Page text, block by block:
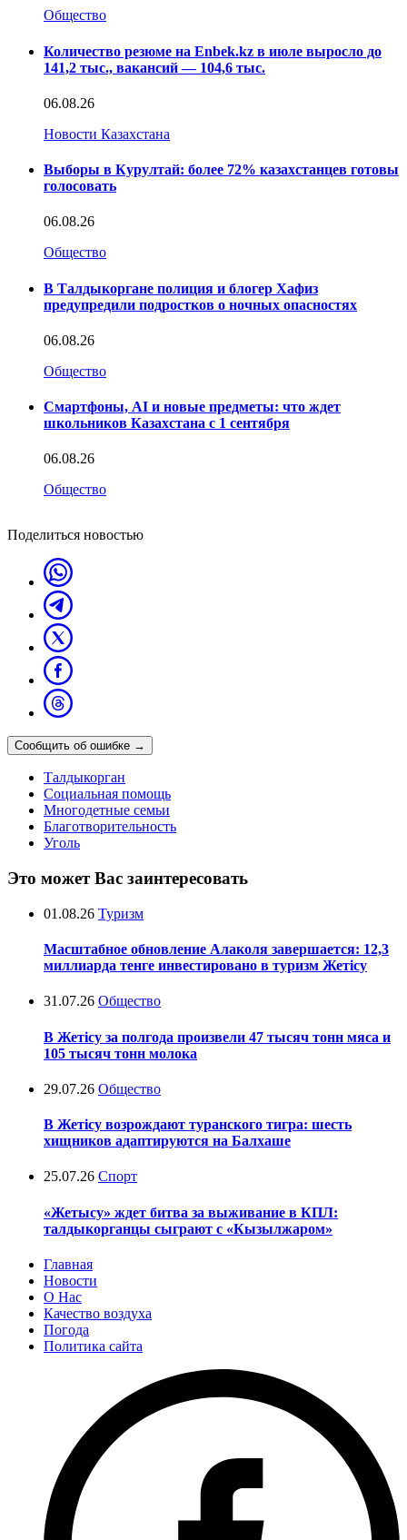
Общество
Количество резюме на Enbek.kz в июле выросло до
141,2 тыс., вакансий — 104,6 тыс.
06.08.26
Новости Казахстана
Выборы в Курултай: более 72% казахстанцев готовы
голосовать
06.08.26
Общество
В Талдыкоргане полиция и блогер Хафиз
предупредили подростков о ночных опасностях
06.08.26
Общество
Смартфоны, AI и новые предметы: что ждет
школьников Казахстана с 1 сентября
06.08.26
Общество
Поделиться новостью
Сообщить об ошибке →
Талдыкорган
Социальная помощь
Многодетные семьи
Благотворительность
Уголь
Это может Вас заинтересовать
01.08.26 Туризм
Масштабное обновление Алаколя завершается: 12,3
миллиарда тенге инвестировано в туризм Жетісу
31.07.26 Общество
В Жетісу за полгода произвели 47 тысяч тонн мяса и
105 тысяч тонн молока
29.07.26 Общество
В Жетісу возрождают туранского тигра: шесть
хищников адаптируются на Балхаше
25.07.26 Спорт
«Жетысу» ждет битва за выживание в КПЛ:
талдыкорганцы сыграют с «Кызылжаром»
Главная
Новости
О Нас
Качество воздуха
Погода
Политика сайта